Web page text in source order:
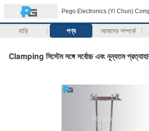
Pego Electronics (Yi Chun)
বাড়ি পণ্য আমাদের সম্পর্কে
Clamping সিস্টেম সঙ্গে সর্বোচ্চ এবং নূন্যতম প্রত্যাহার